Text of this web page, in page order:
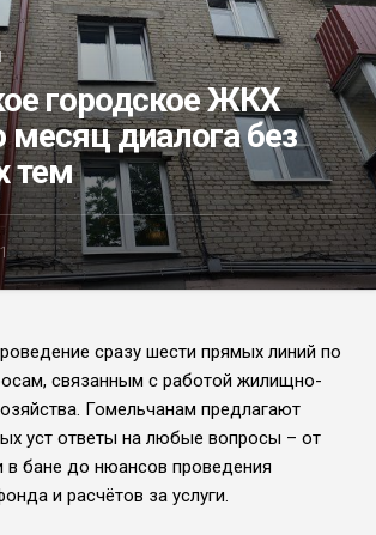
городское ЖКХ
диалога без
тем
сразу шести прямых линий по
связанным с работой жилищно-
Гомельчанам предлагают
уст ответы на любые вопросы – от
в бане до нюансов проведения
и расчётов за услуги.